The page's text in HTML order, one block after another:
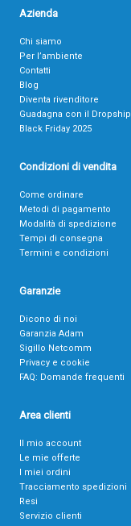
Azienda
Chi siamo
Per l’ambiente
Contatti
Blog
Diventa rivenditore
Guadagna con il Dropship
Black Friday 2025
Condizioni di vendita
Come ordinare
Metodi di pagamento
Modalità di spedizione
Tempi di consegna
Termini e condizioni
Garanzie
Dicono di noi
Garanzia Adam
Sigillo Netcomm
Privacy e cookie
FAQ: Domande frequenti
Area clienti
Il mio account
Le mie offerte
I miei ordini
Tracciamento spedizioni
Resi
Servizio clienti